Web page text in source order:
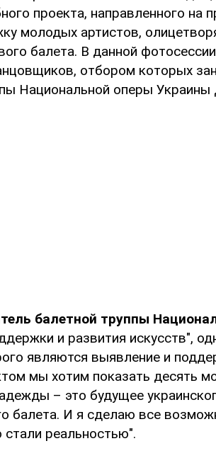
проекта, направленного на
молодых артистов,
балета. В данной
отбором которых
Национальной оперы
балетной труппы
и развития искусств",
являются выявление и
мы хотим показать десять
– это будущее
балета. И я сделаю все
реальностью".